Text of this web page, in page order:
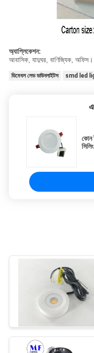
অ্যাপ্লিকেশন:
আবাসিক, যাদুঘর, বাণিজ্যিক, অফিস।
ডিমেবল লেড ডাউনলাইটস smd led
কোন